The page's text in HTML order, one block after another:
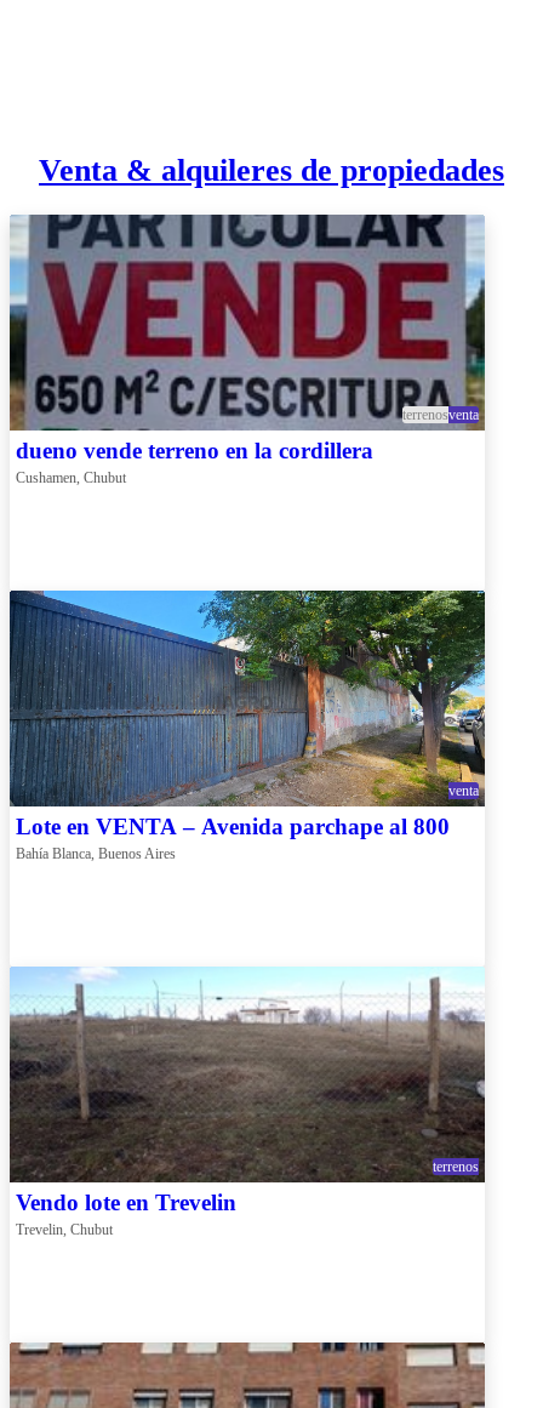
Venta & alquileres de propiedades
terrenosventa
dueno vende terreno en la cordillera
Cushamen, Chubut
venta
Lote en VENTA – Avenida parchape al 800
Bahía Blanca, Buenos Aires
terrenos
Vendo lote en Trevelin
Trevelin, Chubut